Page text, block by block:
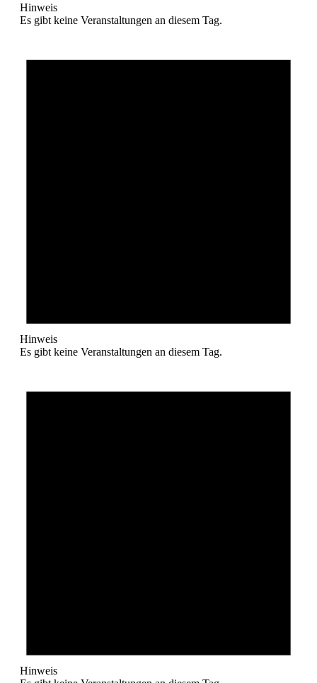
Hinweis
Es gibt keine Veranstaltungen an diesem Tag.
Hinweis
Es gibt keine Veranstaltungen an diesem Tag.
Hinweis